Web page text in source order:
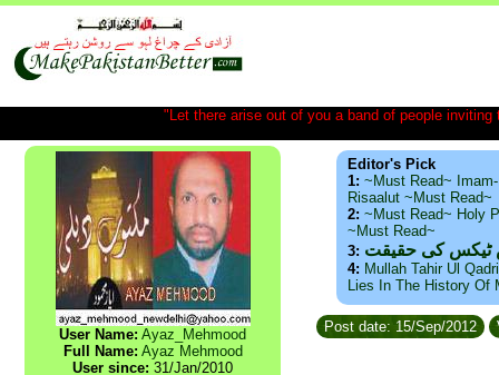
"Let there arise out of you a band of people
User Name: Ayaz_Mehmood
Full Name: Ayaz Mehmood
User since: 31/Jan/2010
Editor's Pick
1: ~Must Read~
Risaalut ~Must Read~
2: ~Must Read~ Holy
~Must Read~
3: ٹیکس کی حقیقت
4: Mullah Tahir Ul
Lies In The History Of
Post date: 15/Sep/2012